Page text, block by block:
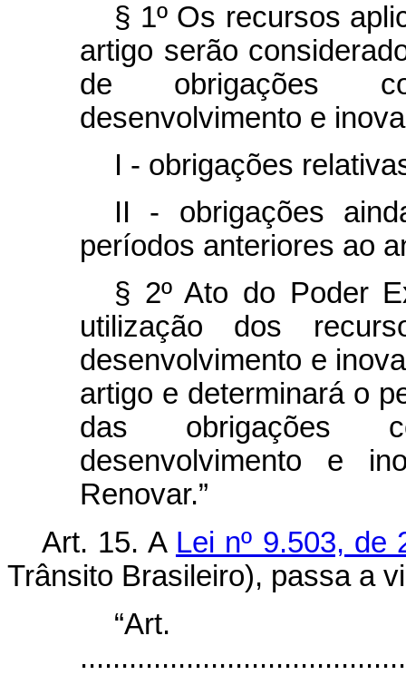
§ 1º Os recursos
artigo serão
de obrigações
desenvolvimento e
I - obrigações
II - obrigações
períodos anteriores ao
§ 2º Ato do Poder
utilização dos
desenvolvimento e
artigo e determinará o
das obrigações
desenvolvimento e
Renovar.”
Art. 15. A Lei nº 9.503, de
Trânsito Brasileiro), passa a